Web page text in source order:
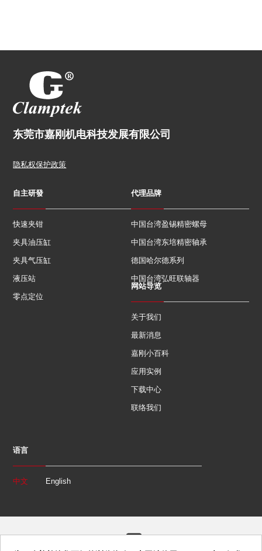
东莞市嘉刚机电科技发展有限公司
隐私权保护政策
自主研發
快速夹钳
夹具油压缸
夹具气压缸
液压站
零点定位
代理品牌
中国台湾盈锡精密螺母
中国台湾东培精密轴承
德国哈尔德系列
中国台湾弘旺联轴器
网站导览
关于我们
最新消息
嘉刚小百科
应用实例
下载中心
联络我们
语言
中文 English